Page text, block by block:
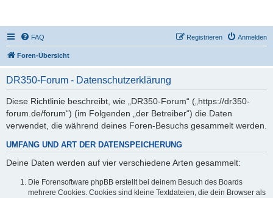
FAQ Anmelden
Registrieren
Foren-Übersicht
DR350-Forum - Datenschutzerklärung
Diese Richtlinie beschreibt, wie „DR350-Forum“ („https://dr350-
forum.de/forum“) (im Folgenden „der Betreiber“) die Daten
verwendet, die während deines Foren-Besuchs gesammelt werden.
UMFANG UND ART DER DATENSPEICHERUNG
Deine Daten werden auf vier verschiedene Arten gesammelt:
Die Forensoftware phpBB erstellt bei deinem Besuch des Boards
mehrere Cookies. Cookies sind kleine Textdateien, die dein Browser als